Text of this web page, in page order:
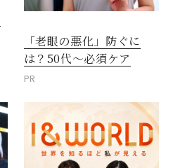
「老眼の悪化」防ぐに
は？50代～必須ケア
PR